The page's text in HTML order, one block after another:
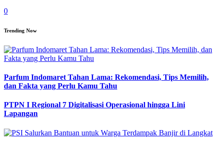
0
Trending Now
Parfum Indomaret Tahan Lama: Rekomendasi, Tips Memilih,
dan Fakta yang Perlu Kamu Tahu
PTPN I Regional 7 Digitalisasi Operasional hingga Lini
Lapangan